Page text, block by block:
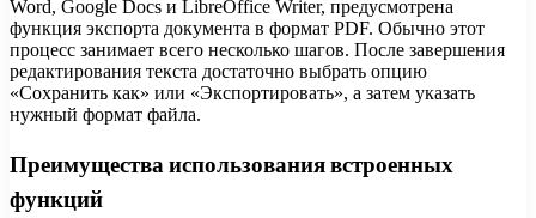
Word, Google Docs и LibreOffice Writer, предусмотрена
функция экспорта документа в формат PDF. Обычно этот
процесс занимает всего несколько шагов. После завершения
редактирования текста достаточно выбрать опцию
«Сохранить как» или «Экспортировать», а затем указать
нужный формат файла.
Преимущества использования встроенных
функций